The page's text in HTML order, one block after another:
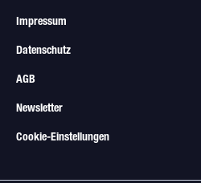
Impressum
Datenschutz
AGB
Newsletter
Cookie-Einstellungen